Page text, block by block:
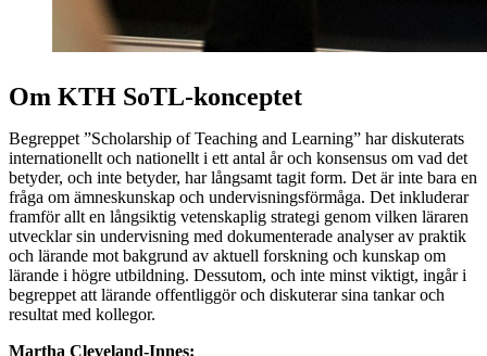
Om KTH SoTL-konceptet
Begreppet ”Scholarship of Teaching and Learning” har diskuterats
internationellt och nationellt i ett antal år och konsensus om vad det
betyder, och inte betyder, har långsamt tagit form. Det är inte bara en
fråga om ämneskunskap och undervisningsförmåga. Det inkluderar
framför allt en långsiktig vetenskaplig strategi genom vilken läraren
utvecklar sin undervisning med dokumenterade analyser av praktik
och lärande mot bakgrund av aktuell forskning och kunskap om
lärande i högre utbildning. Dessutom, och inte minst viktigt, ingår i
begreppet att lärande offentliggör och diskuterar sina tankar och
resultat med kollegor.
Martha Cleveland-Innes: